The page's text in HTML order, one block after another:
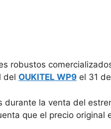
robustos
del OUKITEL WP9 el 31
la venta del
que el precio original